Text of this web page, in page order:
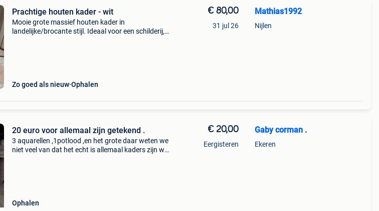
Prachtige houten kader - wit
Mooie grote massief houten kader in
landelijke/brocante stijl. Ideaal voor een schilderij,
Zo goed als nieuw Ophalen
€ 80,00
31 jul 26
Mathias1992
Nijlen
20 euro voor allemaal zijn getekend .
3 aquarellen ,1potlood ,en het grote daar weten we
niet veel van dat het echt is allemaal kaders zijn wel
Ophalen
€ 20,00
Eergisteren
Gaby corman .
Ekeren